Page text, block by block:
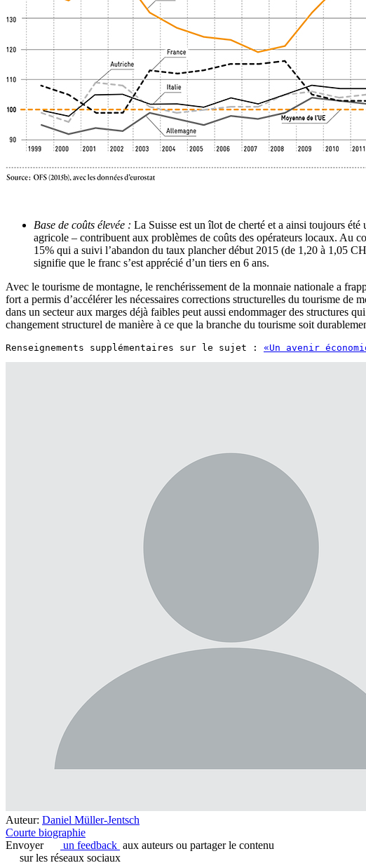
Base de coûts élevée : La Suisse est un îlot de cherté et a ainsi toujours
agricole – contribuent aux problèmes de coûts des opérateurs locaux. Au
15% qui a suivi l’abandon du taux plancher début 2015 (de 1,20 à 1,05
signifie que le franc s’est apprécié d’un tiers en 6 ans.
Avec le tourisme de montagne, le renchérissement de la monnaie nationale a
fort a permis d’accélérer les nécessaires corrections structurelles du tourisme
dans un secteur aux marges déjà faibles peut aussi endommager des structures
changement structurel de manière à ce que la branche du tourisme soit
Renseignements supplémentaires sur le sujet : «Un avenir
Auteur: Daniel Müller-Jentsch
Courte biographie
Envoyer
un feedback aux auteurs ou partager le contenu
sur les réseaux sociaux